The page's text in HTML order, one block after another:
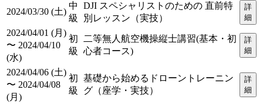
2024/03/30 (土)
中
級
DJI スペシャリストのための 直前特
別レッスン（実技）
詳
細
2024/04/01 (月)
〜 2024/04/10
(水)
初
級
二等無人航空機操縦士講習(基本・初
心者コース)
詳
細
2024/04/06 (土)
〜 2024/04/08
(月)
初
級
基礎から始めるドローントレーニン
グ（座学・実技）
詳
細